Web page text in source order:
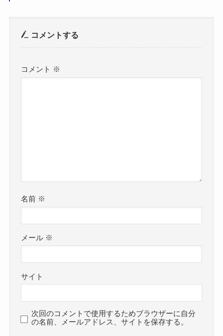
コメントする
コメント ※
名前 ※
メール ※
サイト
次回のコメントで使用するためブラウザーに自分
の名前、メールアドレス、サイトを保存する。